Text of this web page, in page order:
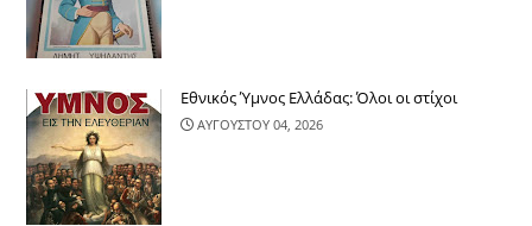
Εθνικός Ύμνος Ελλάδας: Όλοι οι στίχοι
ΑΥΓΟΥΣΤΟΥ 04, 2026